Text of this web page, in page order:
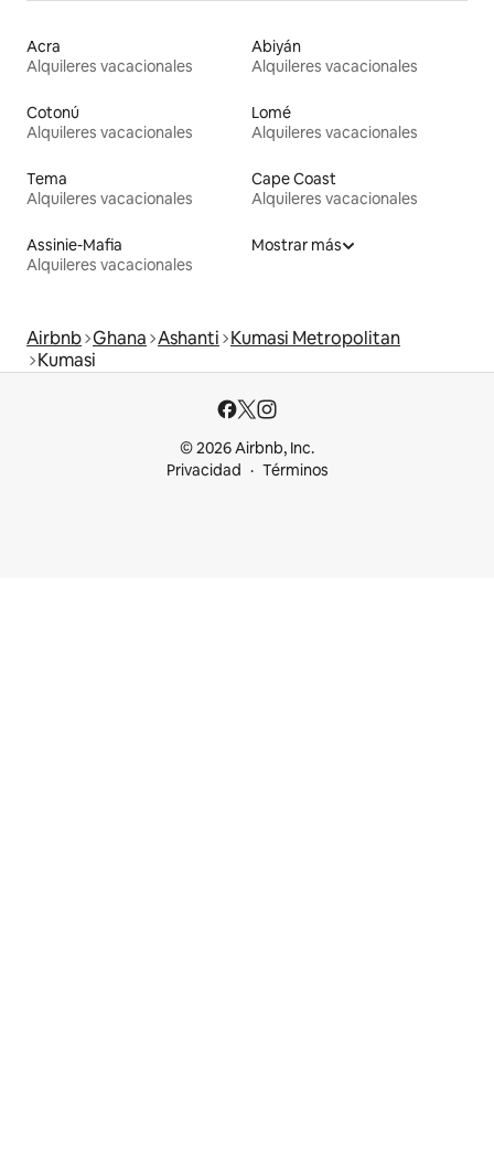
Acra
Alquileres vacacionales
Abiyán
Alquileres vacacionales
Cotonú
Alquileres vacacionales
Lomé
Alquileres vacacionales
Tema
Alquileres vacacionales
Cape Coast
Alquileres vacacionales
Assinie-Mafia
Alquileres vacacionales
Mostrar más
Airbnb Ghana Ashanti Kumasi Metropolitan
Kumasi
© 2026 Airbnb, Inc.
Privacidad
Términos